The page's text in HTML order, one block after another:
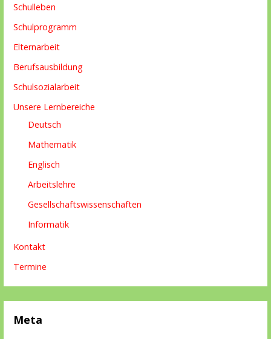
Schulleben
Schulprogramm
Elternarbeit
Berufsausbildung
Schulsozialarbeit
Unsere Lernbereiche
Deutsch
Mathematik
Englisch
Arbeitslehre
Gesellschaftswissenschaften
Informatik
Kontakt
Termine
Meta